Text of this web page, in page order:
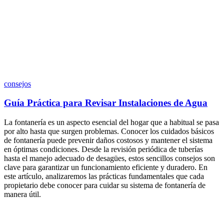
consejos
Guía Práctica para Revisar Instalaciones de Agua
La fontanería es un aspecto esencial del hogar que a habitual se pasa
por alto hasta que surgen problemas. Conocer los cuidados básicos
de fontanería puede prevenir daños costosos y mantener el sistema
en óptimas condiciones. Desde la revisión periódica de tuberías
hasta el manejo adecuado de desagües, estos sencillos consejos son
clave para garantizar un funcionamiento eficiente y duradero. En
este artículo, analizaremos las prácticas fundamentales que cada
propietario debe conocer para cuidar su sistema de fontanería de
manera útil.